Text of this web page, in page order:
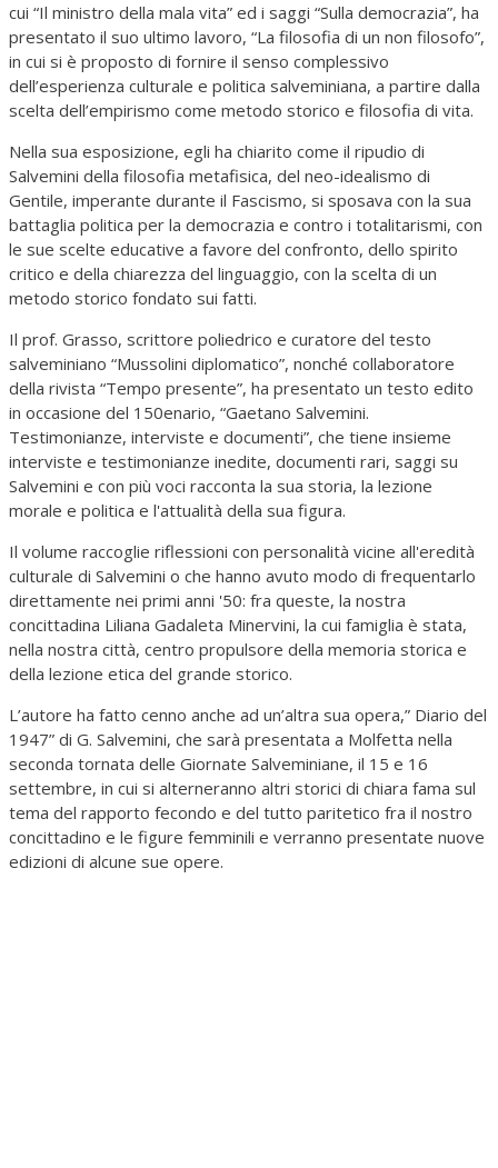
cui “Il ministro della mala vita” ed i saggi “Sulla democrazia”, ha
presentato il suo ultimo lavoro, “La filosofia di un non filosofo”,
in cui si è proposto di fornire il senso complessivo
dell’esperienza culturale e politica salveminiana, a partire dalla
scelta dell’empirismo come metodo storico e filosofia di vita.
Nella sua esposizione, egli ha chiarito come il ripudio di
Salvemini della filosofia metafisica, del neo-idealismo di
Gentile, imperante durante il Fascismo, si sposava con la sua
battaglia politica per la democrazia e contro i totalitarismi, con
le sue scelte educative a favore del confronto, dello spirito
critico e della chiarezza del linguaggio, con la scelta di un
metodo storico fondato sui fatti.
Il prof. Grasso, scrittore poliedrico e curatore del testo
salveminiano “Mussolini diplomatico”, nonché collaboratore
della rivista “Tempo presente”, ha presentato un testo edito
in occasione del 150enario, “Gaetano Salvemini.
Testimonianze, interviste e documenti”, che tiene insieme
interviste e testimonianze inedite, documenti rari, saggi su
Salvemini e con più voci racconta la sua storia, la lezione
morale e politica e l'attualità della sua figura.
Il volume raccoglie riflessioni con personalità vicine all'eredità
culturale di Salvemini o che hanno avuto modo di frequentarlo
direttamente nei primi anni '50: fra queste, la nostra
concittadina Liliana Gadaleta Minervini, la cui famiglia è stata,
nella nostra città, centro propulsore della memoria storica e
della lezione etica del grande storico.
L’autore ha fatto cenno anche ad un’altra sua opera,” Diario del
1947” di G. Salvemini, che sarà presentata a Molfetta nella
seconda tornata delle Giornate Salveminiane, il 15 e 16
settembre, in cui si alterneranno altri storici di chiara fama sul
tema del rapporto fecondo e del tutto paritetico fra il nostro
concittadino e le figure femminili e verranno presentate nuove
edizioni di alcune sue opere.